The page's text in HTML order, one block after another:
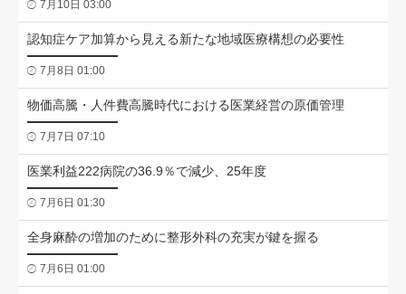
7月10日 03:00
認知症ケア加算から見える新たな地域医療構想の必要性
7月8日 01:00
物価高騰・人件費高騰時代における医業経営の原価管理
7月7日 07:10
医業利益222病院の36.9％で減少、25年度
7月6日 01:30
全身麻酔の増加のために整形外科の充実が鍵を握る
7月6日 01:00